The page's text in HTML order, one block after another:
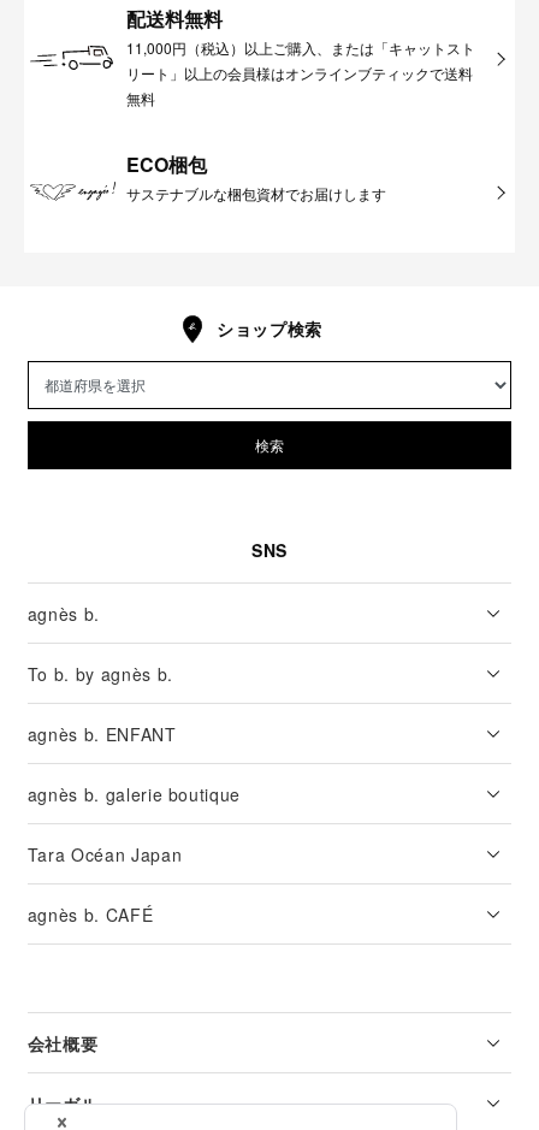
配送料無料
11,000円（税込）以上ご購入、または「キャットスト
リート」以上の会員様はオンラインブティックで送料
無料
ECO梱包
サステナブルな梱包資材でお届けします
ショップ検索
検索
SNS
agnès b.
To b. by agnès b.
agnès b. ENFANT
agnès b. galerie boutique
Tara Océan Japan
agnès b. CAFÉ
会社概要
リーガル